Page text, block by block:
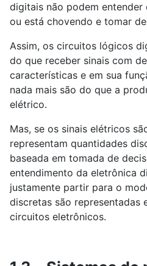
digitais não podem entender
ou está chovendo e tomar
Assim, os circuitos lógicos
do que receber sinais com
características e em sua
nada mais são do que a
elétrico.
Mas, se os sinais elétricos
representam quantidades
baseada em tomada de
entendimento da eletrônica
justamente partir para o
discretas são representadas
circuitos eletrônicos.